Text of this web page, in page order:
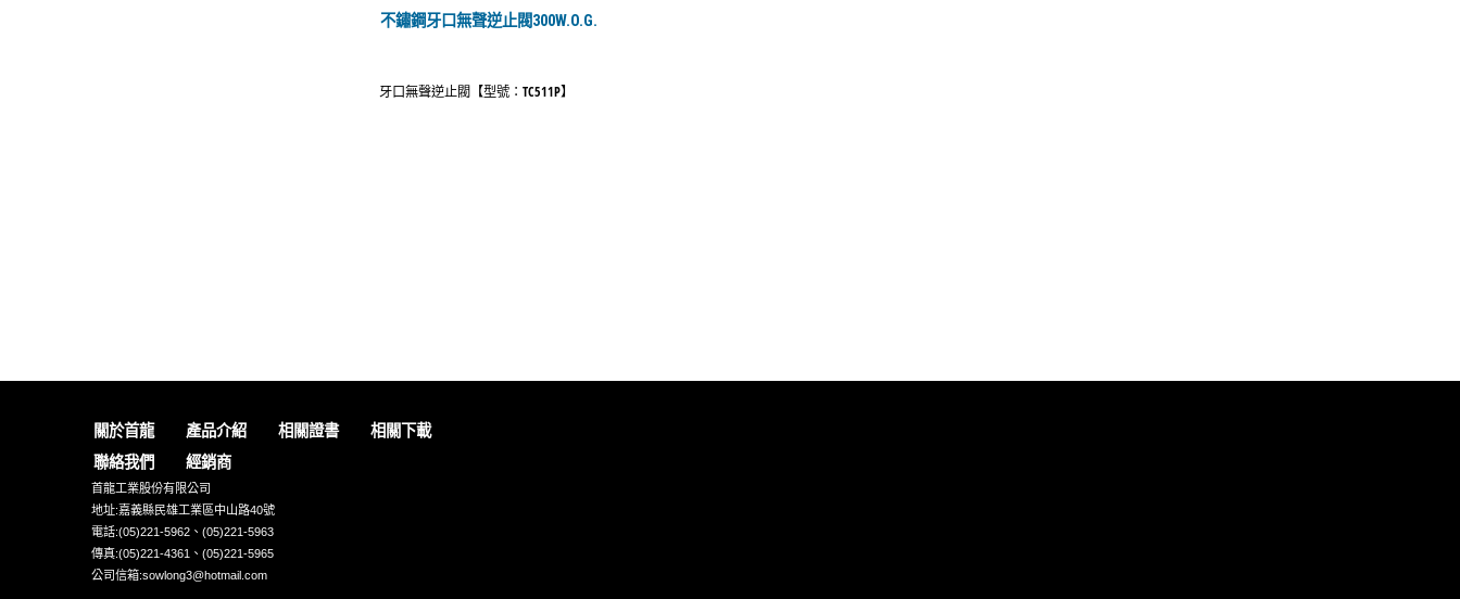
不鏽鋼牙口無聲逆止閥300W.O.G.
牙口無聲逆止閥【型號：TC511P】
關於首龍 產品介紹 相關證書
相關下載
聯絡我們
經銷商
首龍工業股份有限公司
地址:嘉義縣民雄工業區中山路40號
電話:(05)221-5962、(05)221-5963
傳真:(05)221-4361、(05)221-5965
公司信箱:sowlong3@hotmail.com